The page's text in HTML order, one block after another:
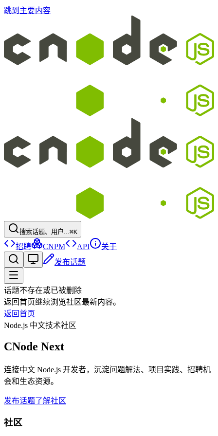
跳到主要内容
搜索话题、用户...⌘K
招聘 CNPM API
关于
发布话题
话题不存在或已被删除
返回首页继续浏览社区最新内容。
返回首页
Node.js 中文技术社区
CNode Next
连接中文 Node.js 开发者，沉淀问题解法、项目实践、招聘机
会和生态资源。
发布话题了解社区
社区